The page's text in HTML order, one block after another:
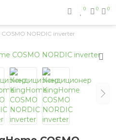
0
0 0
NORDIC inverter